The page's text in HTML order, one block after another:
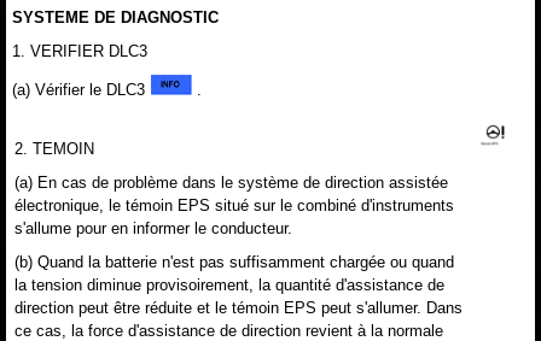
SYSTEME DE DIAGNOSTIC
1. VERIFIER DLC3
(a) Vérifier le DLC3
2. TEMOIN
(a) En cas de problème dans le système de direction assistée
électronique, le témoin EPS situé sur le combiné d'instruments
s'allume pour en informer le conducteur.
(b) Quand la batterie n'est pas suffisamment chargée ou quand
la tension diminue provisoirement, la quantité d'assistance de
direction peut être réduite et le témoin EPS peut s'allumer. Dans
ce cas, la force d'assistance de direction revient à la normale